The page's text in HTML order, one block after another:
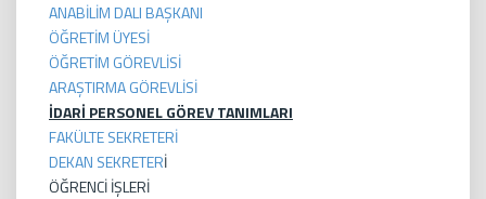
ANABİLİM DALI BAŞKANI
ÖĞRETİM ÜYESİ
ÖĞRETİM GÖREVLİSİ
ARAŞTIRMA GÖREVLİSİ
İDARİ PERSONEL GÖREV TANIMLARI
FAKÜLTE SEKRETERİ
DEKAN SEKRETERİ
ÖĞRENCİ İŞLERİ